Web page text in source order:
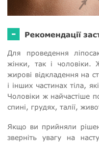
- Рекомендації
Для проведення
жінки, так і чоловіки.
жирові відкладення на
і інших частинах тіла,
Чоловіки ж найчастіше
спині, грудях, талії,
Якщо ви прийняли
зверніть увагу на